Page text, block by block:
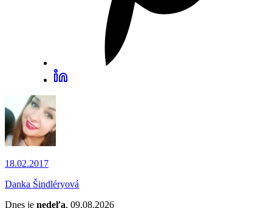
18.02.2017
Danka Šindléryová
Dnes je nedeľa, 09.08.2026